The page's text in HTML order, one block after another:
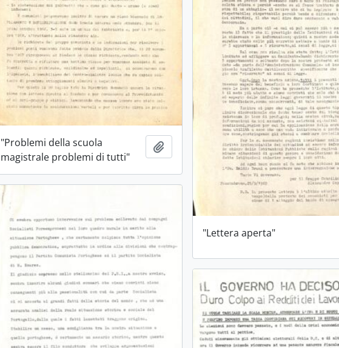
"Problemi della scuola
magistrale problemi di tutti"
Aggiungi all'area di lavoro
"Lettera aperta"